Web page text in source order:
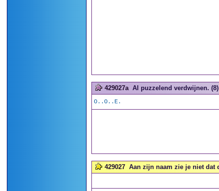
429027a Al puzzelend verdwijnen. (8)
O..O..E.
429027 Aan zijn naam zie je niet dat